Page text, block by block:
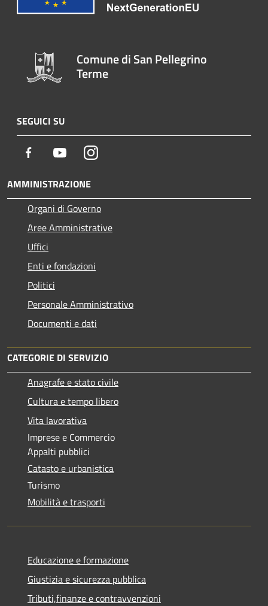
Comune di San Pellegrino
Terme
SEGUICI SU
Facebook YoutubeInstagram
AMMINISTRAZIONE
Organi di Governo
Aree Amministrative
Uffici
Enti e fondazioni
Politici
Personale Amministrativo
Documenti e dati
CATEGORIE DI SERVIZIO
Anagrafe e stato civile
Cultura e tempo libero
Vita lavorativa
Imprese e Commercio
Appalti pubblici
Catasto e urbanistica
Turismo
Mobilità e trasporti
Educazione e formazione
Giustizia e sicurezza pubblica
Tributi,finanze e contravvenzioni